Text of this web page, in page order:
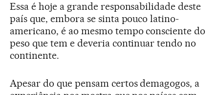
Essa é hoje a grande responsabilidade deste
país que, embora se sinta pouco latino-
americano, é ao mesmo tempo consciente do
peso que tem e deveria continuar tendo no
continente.
Apesar do que pensam certos demagogos, a